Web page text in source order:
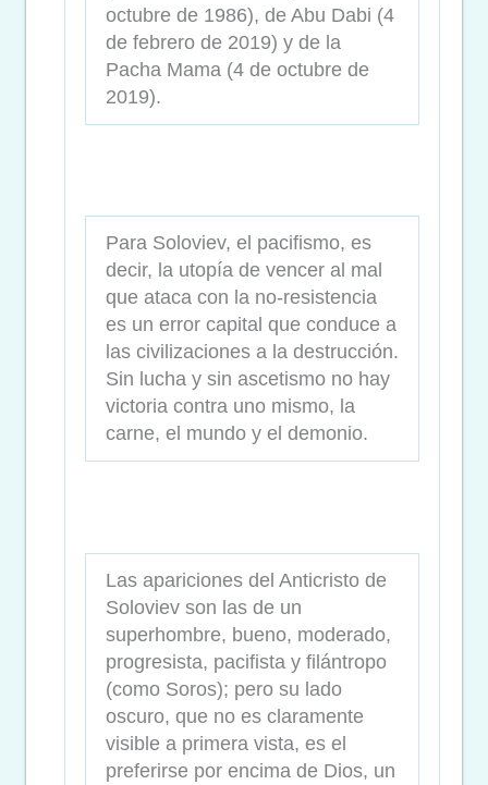
octubre de 1986), de Abu Dabi (4
de febrero de 2019) y de la
Pacha Mama (4 de octubre de
2019).
Para Soloviev, el pacifismo, es
decir, la utopía de vencer al mal
que ataca con la no-resistencia
es un error capital que conduce a
las civilizaciones a la destrucción.
Sin lucha y sin ascetismo no hay
victoria contra uno mismo, la
carne, el mundo y el demonio.
Las apariciones del Anticristo de
Soloviev son las de un
superhombre, bueno, moderado,
progresista, pacifista y filántropo
(como Soros); pero su lado
oscuro, que no es claramente
visible a primera vista, es el
preferirse por encima de Dios, un